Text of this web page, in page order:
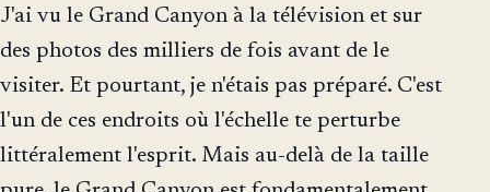
J'ai vu le Grand Canyon à la télévision et sur
des photos des milliers de fois avant de le
visiter. Et pourtant, je n'étais pas préparé. C'est
l'un de ces endroits où l'échelle te perturbe
littéralement l'esprit. Mais au-delà de la taille